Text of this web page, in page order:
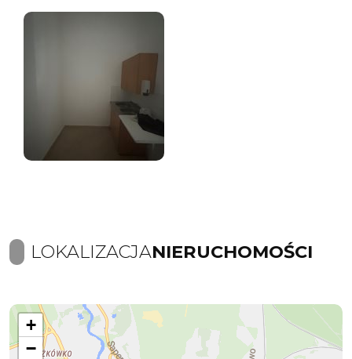
LOKALIZACJANIERUCHOMOŚCI
+
−